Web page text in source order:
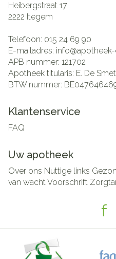
Heibergstraat 17
2222 Itegem
Telefoon: 015 24 69 90
E-mailadres: info@
APB nummer: 121702
Apotheek titularis: E. De Smet
BTW nummer:
Klantenservice
FAQ
Uw apotheek
Over ons Nuttige links
van wachtVoorschrift